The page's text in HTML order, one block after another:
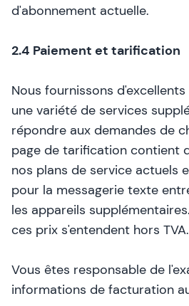
d'abonnement actuelle.
2.4 Paiement et tarification
Nous fournissons
une variété de services
répondre aux demandes de
page de tarification contient
nos plans de service actuels
pour la messagerie texte
les appareils
ces prix s'entendent hors TVA.
Vous êtes responsable de
informations de facturation